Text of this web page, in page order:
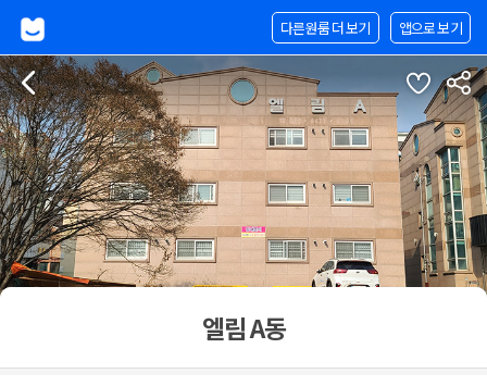
앱으로 보기
다른원룸 더 보기
엘림 A동